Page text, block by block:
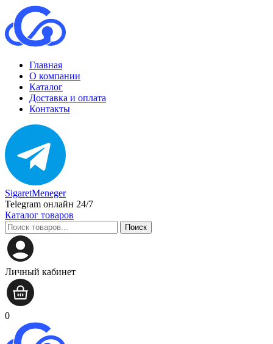
Главная
О компании
Каталог
Доставка и оплата
Контакты
SigaretMeneger
Telegram онлайн 24/7
Каталог товаров
Поиск
Личный кабинет
0